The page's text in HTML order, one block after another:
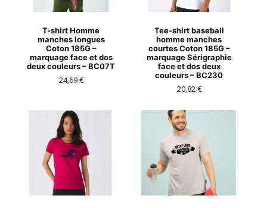
T-shirt Homme
manches longues
Coton 185G –
marquage face et dos
deux couleurs – BC07T
24,69 €
Tee-shirt baseball
homme manches
courtes Coton 185G –
marquage Sérigraphie
face et dos deux
couleurs – BC230
20,82 €